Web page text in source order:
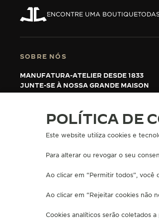
VER TODOS OS EVENTOS
ENCONTRE UMA BOUTIQUE
SOBRE NÓS
MANUFATURA-ATELIER DESDE 1833
JUNTE-SE À NOSSA GRANDE MAISON
COPYRIGHT JAEGER-LECOULTRE 2026
POLÍTICA DE
Este website utiliza cookies e
Para alterar ou revogar o seu
Ao clicar em “Permitir todos”,
Ao clicar em “Rejeitar cookies não
Cookies analíticos serão coletados